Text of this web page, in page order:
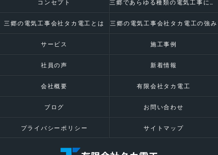
コンセプト
三郷の電気工事会社タカ電工とは 三郷の電気工事会社タカ電工の強み
サービス 施工事例
社員の声 新着情報
会社概要 有限会社タカ電工
ブログ お問い合わせ
プライバシーポリシー サイトマップ